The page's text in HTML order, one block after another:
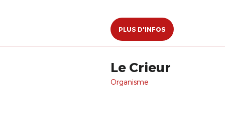
PLUS D'INFOS
Le Crieur
Organisme